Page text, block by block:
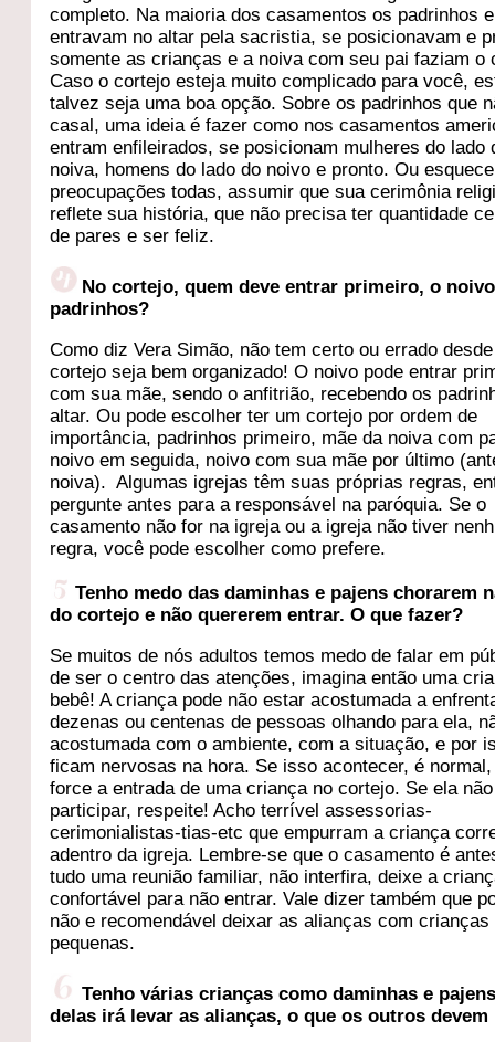
completo. Na maioria dos casamentos os padrinhos
entravam no altar pela sacristia, se posicionavam e
somente as crianças e a noiva com seu pai faziam o
Caso o cortejo esteja muito complicado para você,
talvez seja uma boa opção. Sobre os padrinhos que
casal, uma ideia é fazer como nos casamentos
entram enfileirados, se posicionam mulheres do lado
noiva, homens do lado do noivo e pronto. Ou
preocupações todas, assumir que sua cerimônia
reflete sua história, que não precisa ter quantidade
de pares e ser feliz.
No cortejo, quem deve entrar primeiro, o
padrinhos?
Como diz Vera Simão, não tem certo ou errado
cortejo seja bem organizado! O noivo pode entrar
com sua mãe, sendo o anfitrião, recebendo os
altar. Ou pode escolher ter um cortejo por ordem de
importância, padrinhos primeiro, mãe da noiva com
noivo em seguida, noivo com sua mãe por último
noiva). Algumas igrejas têm suas próprias regras,
pergunte antes para a responsável na paróquia. Se o
casamento não for na igreja ou a igreja não tiver
regra, você pode escolher como prefere.
Tenho medo das daminhas e pajens chorarem
do cortejo e não quererem entrar. O que fazer?
Se muitos de nós adultos temos medo de falar em
de ser o centro das atenções, imagina então uma
bebê! A criança pode não estar acostumada a
dezenas ou centenas de pessoas olhando para ela,
acostumada com o ambiente, com a situação, e por
ficam nervosas na hora. Se isso acontecer, é
force a entrada de uma criança no cortejo. Se ela
participar, respeite! Acho terrível assessorias-
cerimonialistas-tias-etc que empurram a criança
adentro da igreja. Lembre-se que o casamento é
tudo uma reunião familiar, não interfira, deixe a
confortável para não entrar. Vale dizer também que
não e recomendável deixar as alianças com crianças
pequenas.
Tenho várias crianças como daminhas e
delas irá levar as alianças, o que os outros devem